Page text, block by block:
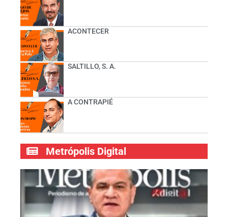
ACONTECER
SALTILLO, S. A.
A CONTRAPIÉ
Metrópolis Digital